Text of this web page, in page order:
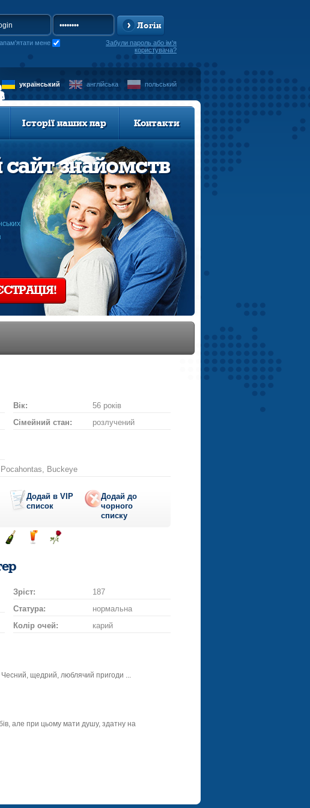
Логін
мене
Забули пароль або ім'я
користувача?
український англійська польський
Історії наших пар Контакти
знайомств
Вік:
56 років
Сімейний стан:
розлучений
Buckeye
Додай в VIP
список
Додай до
чорного
списку
Зріст:
187
Статура:
нормальна
Колір очей: карий
Чесний, щедрий, люблячий пригоди ...
але при цьому мати душу, здатну на